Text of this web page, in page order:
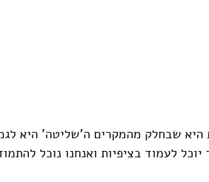
שבחלק מהמקרים ה'שליטה' היא
לעמוד בציפיות ואנחנו נוכל